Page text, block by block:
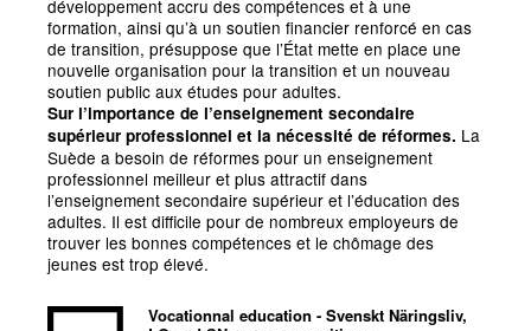
développement accru des compétences et à une
formation, ainsi qu’à un soutien financier renforcé en cas
de transition, présuppose que l’État mette en place une
nouvelle organisation pour la transition et un nouveau
soutien public aux études pour adultes.
Sur l’importance de l’enseignement secondaire
supérieur professionnel et la nécessité de réformes. La
Suède a besoin de réformes pour un enseignement
professionnel meilleur et plus attractif dans
l’enseignement secondaire supérieur et l’éducation des
adultes. Il est difficile pour de nombreux employeurs de
trouver les bonnes compétences et le chômage des
jeunes est trop élevé.
Vocationnal education - Svenskt Näringsliv,